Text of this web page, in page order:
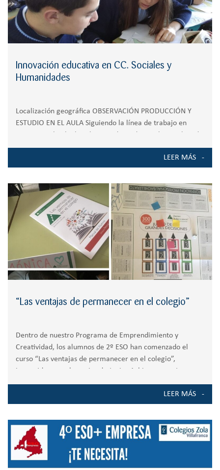
Innovación educativa en CC. Sociales y
Humanidades
Localización geográfica OBSERVACIÓN PRODUCCIÓN Y
ESTUDIO EN EL AULA Siguiendo la línea de trabajo en
durante cuatro sesiones de clase de Geografía el relieve y
LEER MÁS
“Las ventajas de permanecer en el colegio”
Dentro de nuestro Programa de Emprendimiento y
Creatividad, los alumnos de 2º ESO han comenzado el
curso “Las ventajas de permanecer en el colegio”,
impartido por voluntarios de Junior Achievement. Los
objetivos del programa son: · Conectar las metas al
LEER MÁS